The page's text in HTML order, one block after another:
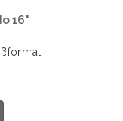
16"